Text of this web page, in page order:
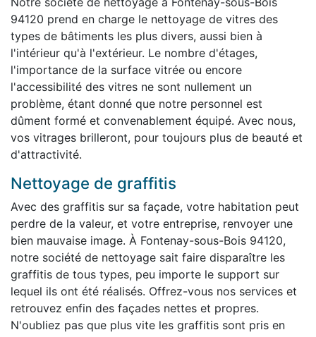
94120 prend en charge le nettoyage de vitres des
types de bâtiments les plus divers, aussi bien à
l'intérieur qu'à l'extérieur. Le nombre d'étages,
l'importance de la surface vitrée ou encore
l'accessibilité des vitres ne sont nullement un
problème, étant donné que notre personnel est
dûment formé et convenablement équipé. Avec nous,
vos vitrages brilleront, pour toujours plus de beauté et
d'attractivité.
Nettoyage de graffitis
Avec des graffitis sur sa façade, votre habitation peut
perdre de la valeur, et votre entreprise, renvoyer une
bien mauvaise image. À Fontenay-sous-Bois 94120,
notre société de nettoyage sait faire disparaître les
graffitis de tous types, peu importe le support sur
lequel ils ont été réalisés. Offrez-vous nos services et
retrouvez enfin des façades nettes et propres.
N'oubliez pas que plus vite les graffitis sont pris en